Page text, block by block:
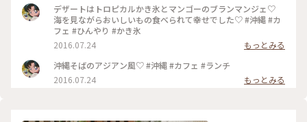
デザートはトロピカルかき氷とマンゴーのブランマンジェ♡
海を見ながらおいしいもの食べられて幸せでした♡ #沖縄 #カ
フェ #ひんやり #かき氷
2016.07.24
もっとみる
沖縄そばのアジアン風♡ #沖縄 #カフェ #ランチ
2016.07.24
もっとみる